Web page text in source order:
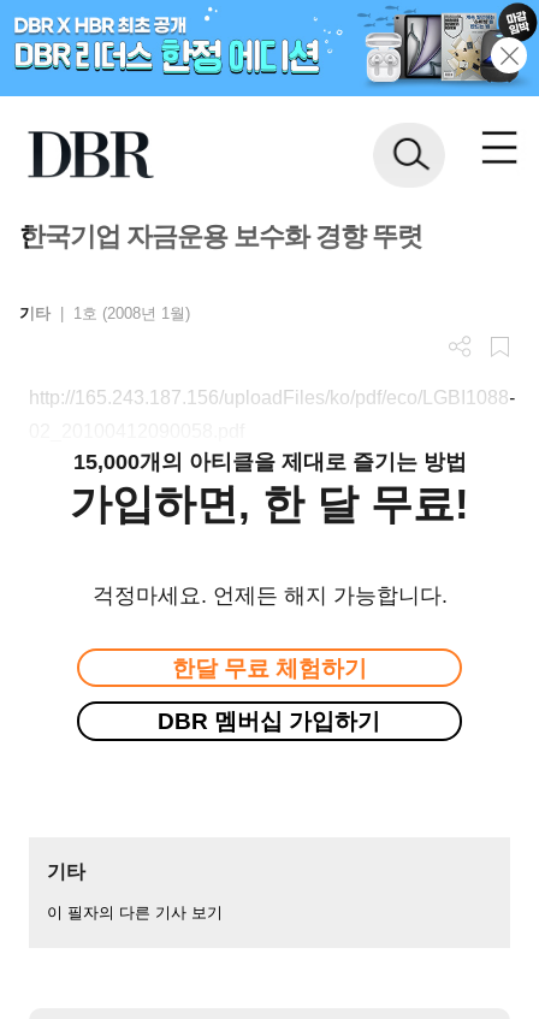
한국기업 자금운용 보수화 경향 뚜렷
기타 1호 (2008년 1월)
http://165.243.187.156/uploadFiles/ko/pdf/eco/LGBI1088-
15,000개의 아티클을 제대로 즐기는 방법
가입하면, 한 달 무료!
걱정마세요. 언제든 해지 가능합니다.
한달 무료 체험하기
DBR 멤버십 가입하기
기타
이 필자의 다른 기사 보기